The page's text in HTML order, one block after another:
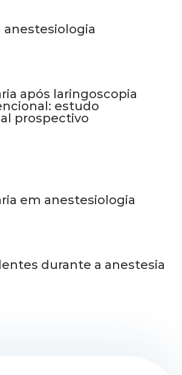
após laringoscopia
estudo
prospectivo
em anestesiologia
durante a anestesia